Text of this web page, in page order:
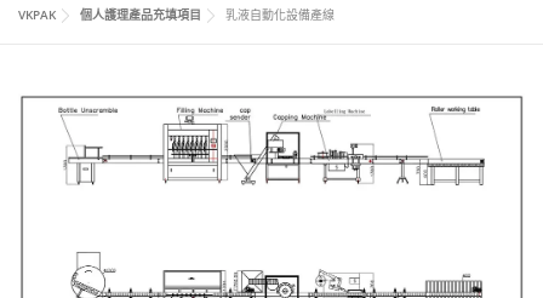
聯繫我們 LANGUAGE
VKPAK 個人護理產品充填項目 乳液自動化設備產線